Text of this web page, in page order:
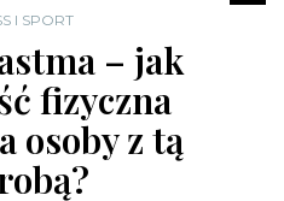
I SPORT
– jak
fizyczna
osoby z tą